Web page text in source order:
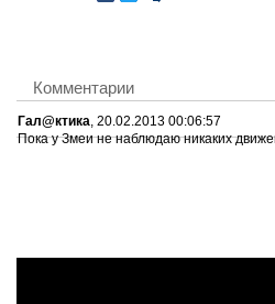
Комментарии
Гал@ктика, 20.02.2013 00:06:57
Пока у Змеи не наблюдаю никаких